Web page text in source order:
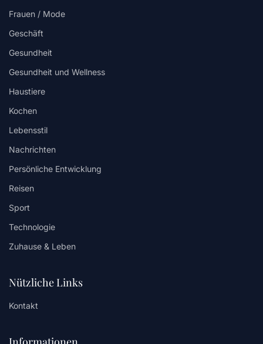
Frauen / Mode
Geschäft
Gesundheit
Gesundheit und Wellness
Haustiere
Kochen
Lebensstil
Nachrichten
Persönliche Entwicklung
Reisen
Sport
Technologie
Zuhause & Leben
Nützliche Links
Kontakt